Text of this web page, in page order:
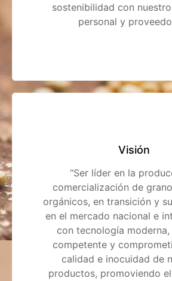
sostenibilidad con
personal y
Visión
“Ser líder en la
comercialización de
orgánicos, en transición y
en el mercado nacional e
con tecnología moderna,
competente y
calidad e inocuidad de
productos, promoviendo